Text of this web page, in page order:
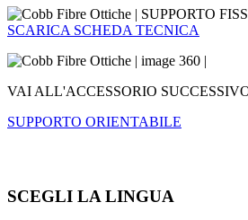
SCARICA SCHEDA TECNICA
VAI ALL'ACCESSORIO
SUPPORTO ORIENTABILE
SCEGLI LA LINGUA